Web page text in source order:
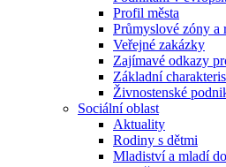
Profil města
Průmyslové zóny
Veřejné zakázky
Zajímavé odkazy
Základní
Živnostenské
Sociální oblast
Aktuality
Rodiny s dětmi
Mladiství a mladí